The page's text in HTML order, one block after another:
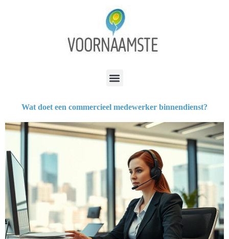
Wat doet een commercieel medewerker binnendienst?